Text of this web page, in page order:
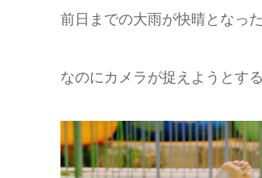
前日までの大雨が快晴となっ
なのにカメラが捉えようとす